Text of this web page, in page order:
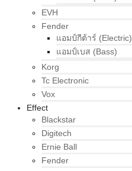
EVH
Fender
แอมป์กีต้าร์ (Electric)
แอมป์เบส (Bass)
Korg
Tc Electronic
Vox
Effect
Blackstar
Digitech
Ernie Ball
Fender